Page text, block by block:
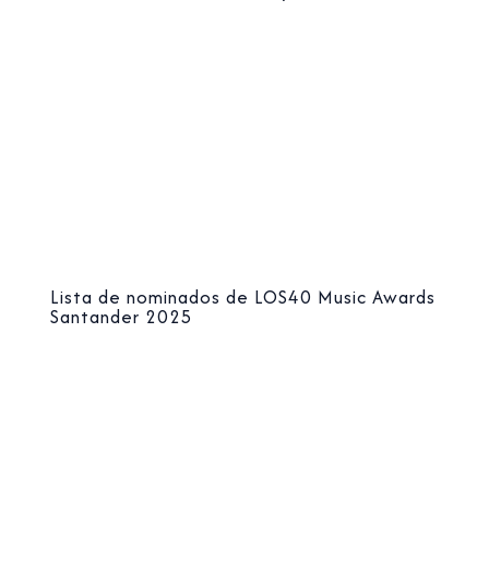
Lista de nominados de LOS40 Music Awards
Santander 2025